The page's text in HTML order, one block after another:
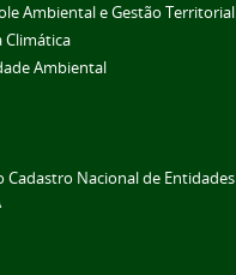
Ambiental e Gestão Territorial
Climática
Ambiental
Cadastro Nacional de Entidades